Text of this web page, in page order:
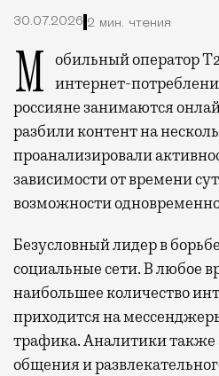
30.07.2026 2 мин. чтения
Мобильный оператор Т2 изучил модели интернет-
россияне занимаются
разбили контент на
проанализировали
зависимости от времени
возможности
Безусловный лидер в
социальные сети. В любое
наибольшее количество
приходится на
трафика. Аналитики также
общения и